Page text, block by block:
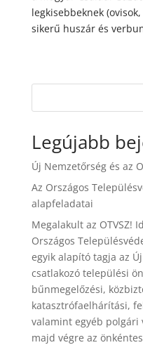
legkisebbeknek
sikerű huszár és
Legújabb
Új Nemzetőrség és az
Az Országos
alapfeladatai
Megalakult az OTVSZ!
Országos
egyik alapító tagja az
csatlakozó települési
bűnmegelőzési,
katasztrófaelhárítási,
valamint egyéb
majd végre az